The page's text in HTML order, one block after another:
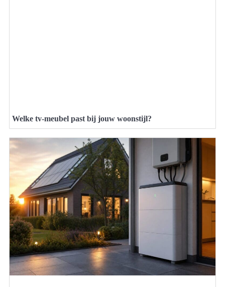
Welke tv-meubel past bij jouw woonstijl?